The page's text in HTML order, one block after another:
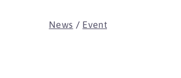
News / Event